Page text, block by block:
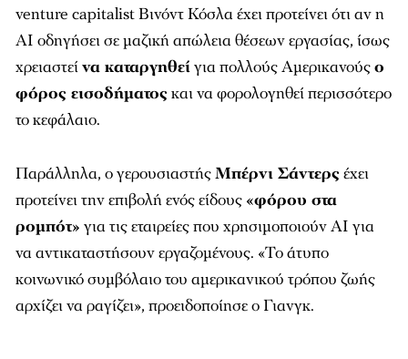
venture capitalist Βινόντ Κόσλα έχει προτείνει ότι αν η
AI οδηγήσει σε μαζική απώλεια θέσεων εργασίας, ίσως
χρειαστείνα καταργηθείγια πολλούς Αμερικανούςο
φόρος εισοδήματοςκαι να φορολογηθεί περισσότερο
το κεφάλαιο.
Παράλληλα, ο γερουσιαστήςΜπέρνι Σάντερςέχει
προτείνει την επιβολή ενός είδους «φόρου στα
ρομπότ» για τις εταιρείες που χρησιμοποιούν AI για
να αντικαταστήσουν εργαζομένους. «Το άτυπο
κοινωνικό συμβόλαιο του αμερικανικού τρόπου ζωής
αρχίζει να ραγίζει», προειδοποίησε ο Γιανγκ.